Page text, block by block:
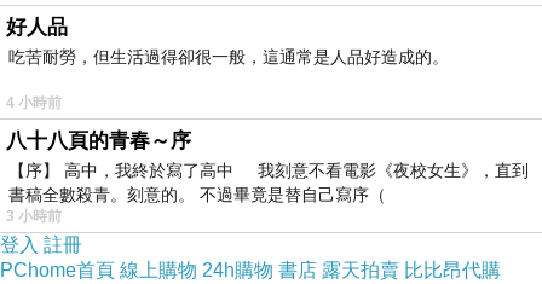
是否高估或低估，並輔以獨家研發的計量觀測指
標「復華保羅模型」，追蹤中短期市場動能變
新聞來源https://tw.news.yahoo.com/將組合基金
投資7大金融市場-220133808--finance.html
家教社 初級英文課程<
好人品
吃苦耐勞，但生活過得卻很一般，這通常是人品好造成的。
4 小時前
八十八頁的青春～序
【序】 高中，我終於寫了高中 我刻意不看電影《夜校女生》，直到
書稿全數殺青。刻意的。 不過畢竟是替自己寫序（
3 小時前
登入 註冊
PChome首頁 線上購物 24h購物 書店 露天拍賣 比比昂代購